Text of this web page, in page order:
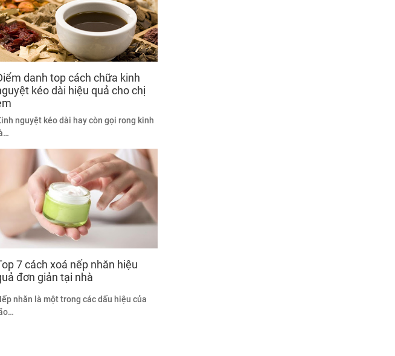
danh top cách chữa kinh
kéo dài hiệu quả cho chị
nguyệt kéo dài hay còn gọi rong kinh
7 cách xoá nếp nhăn hiệu
đơn giản tại nhà
nhăn là một trong các dấu hiệu của